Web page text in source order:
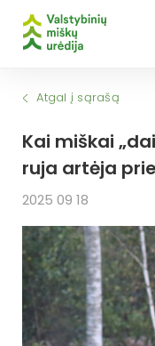
2025 09 18
Kai miškai
ruja artėja
Atgal į sąrašą